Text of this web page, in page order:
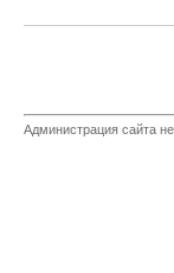
Администрация сайта